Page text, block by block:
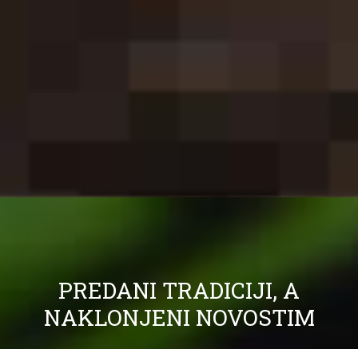
PREDANI TRADICIJI, A
NAKLONJENI NOVOSTIM